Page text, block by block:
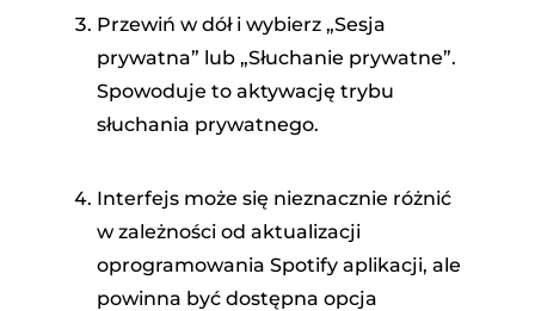
Przewiń w dół i wybierz „Sesja
prywatna” lub „Słuchanie prywatne”.
Spowoduje to aktywację trybu
słuchania prywatnego.
Interfejs może się nieznacznie różnić
w zależności od aktualizacji
oprogramowania Spotify aplikacji, ale
powinna być dostępna opcja